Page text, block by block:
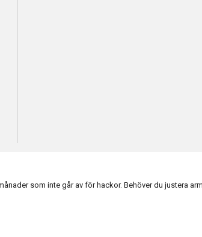
som inte går av för hackor. Behöver du justera